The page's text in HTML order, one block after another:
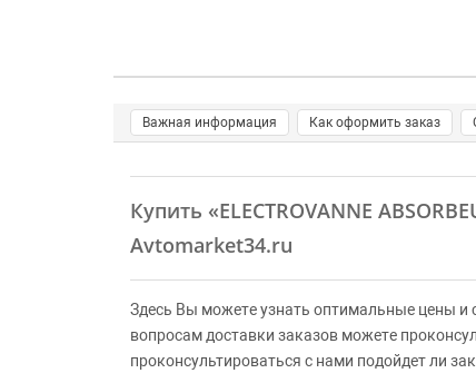
Важная информация Как оформить заказ
Купить «ELECTROVANNE
Avtomarket34.ru
Здесь Вы можете узнать оптимальные цены и
вопросам доставки заказов можете
проконсультироваться с нами подойдет ли